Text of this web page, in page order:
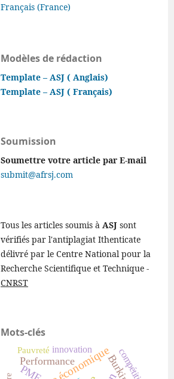
Français (France)
Modèles de rédaction
Template – ASJ ( Anglais)
Template – ASJ ( Français)
Soumission
Soumettre votre article par E-mail
submit@afrsj.com
Tous les articles soumis à ASJ sont
vérifiés par l'antiplagiat Ithenticate
délivré par le Centre National pour la
Recherche Scientifique et Technique -
CNRST
Mots-clés
Performance
PME
innovation
Pauvreté